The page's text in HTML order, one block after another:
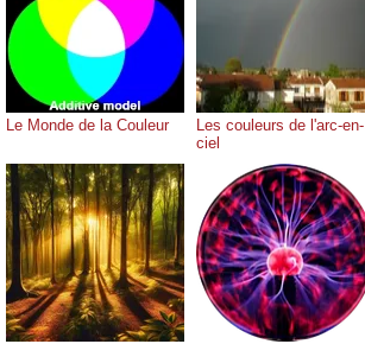
Le Monde de la Couleur
Les couleurs de l'arc-en-
ciel